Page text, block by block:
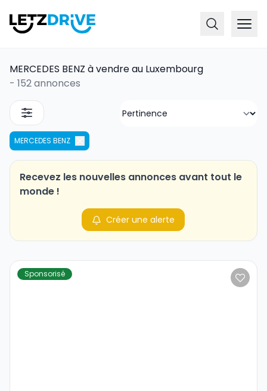
MERCEDES BENZ à vendre au Luxembourg
- 152 annonces
MERCEDES BENZ
Recevez les nouvelles annonces avant tout le
monde !
Créer une alerte
Sponsorisé